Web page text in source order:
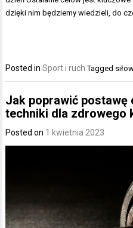
dzięki nim będziemy wiedzieli, do
Posted inSport i ruch Tagged
Jak poprawić postawę
techniki dla zdrowego
Posted on 1 kwietnia 2023